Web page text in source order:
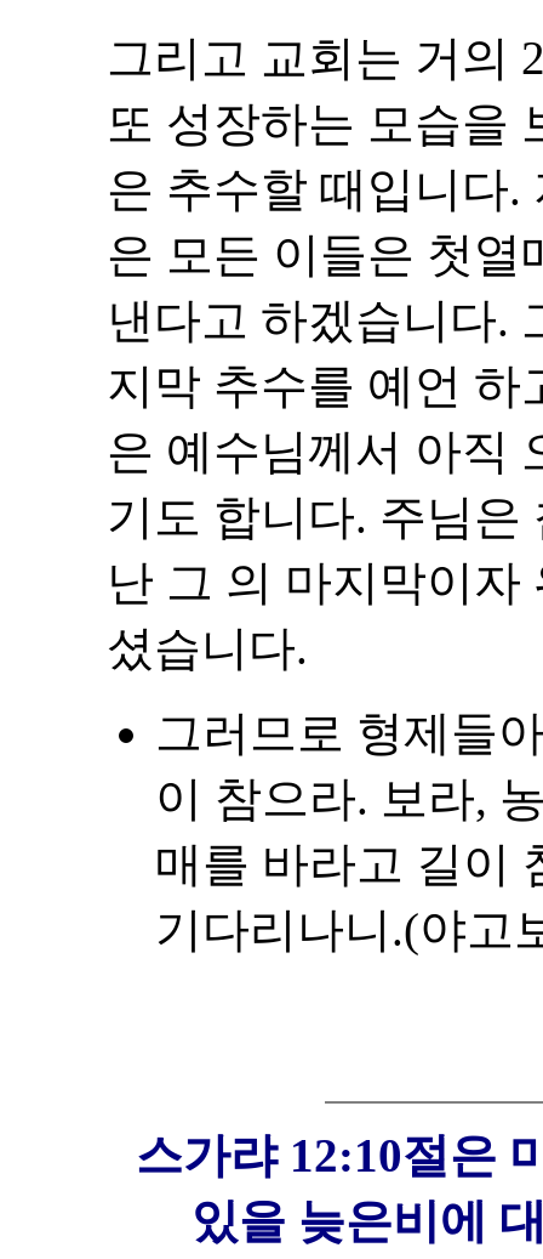
그리고 교회는 거의
또 성장하는 모습을
은 추수할 때입니다.
은 모든 이들은 첫열
낸다고 하겠습니다.
지막 추수를 예언 하
은 예수님께서 아직
기도 합니다. 주님
난 그 의 마지막이
셨습니다.
그러므로 형제들
이 참으라. 보라,
매를 바라고 길이
기다리나니.(야고
스가랴 12:10절은
있을 늦은비에